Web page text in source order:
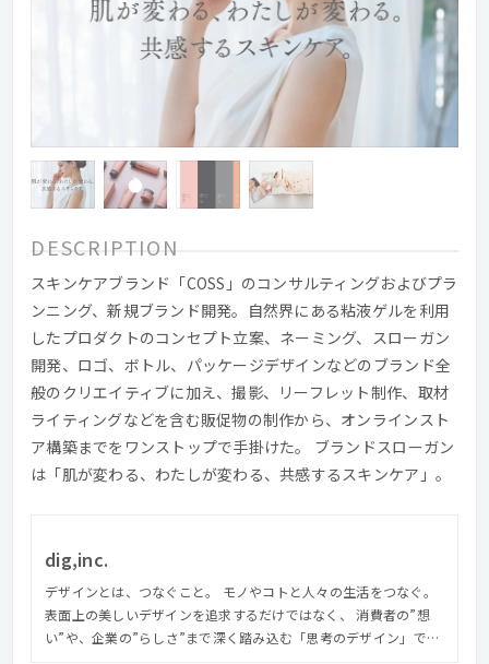
DESCRIPTION
スキンケアブランド「COSS」のコンサルティングおよびプラ
ンニング、新規ブランド開発。自然界にある粘液ゲルを利用
したプロダクトのコンセプト立案、ネーミング、スローガン
開発、ロゴ、ボトル、パッケージデザインなどのブランド全
般のクリエイティブに加え、撮影、リーフレット制作、取材
ライティングなどを含む販促物の制作から、オンラインスト
ア構築までをワンストップで手掛けた。 ブランドスローガン
は「肌が変わる、わたしが変わる、共感するスキンケア」。
dig,inc.
デザインとは、つなぐこと。 モノやコトと人々の生活をつなぐ。
表面上の美しいデザインを追求するだけではなく、 消費者の”想
い”や、企業の”らしさ”まで深く踏み込む「思考のデザイン」で、